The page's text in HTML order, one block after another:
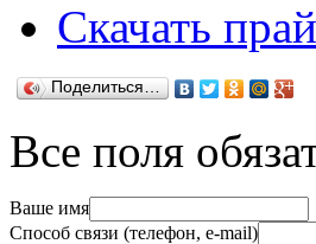
Скачать
Поделиться…
Все поля
Ваше имя
Способ связи (телефон, e-mail)